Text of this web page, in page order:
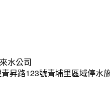
水公司
昇路123號青埔里區域停水